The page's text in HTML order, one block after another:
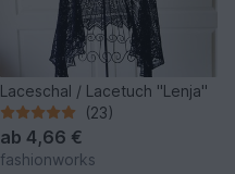
Laceschal / Lacetuch "Lenja"
(23)
ab 4,66 €
fashionworks